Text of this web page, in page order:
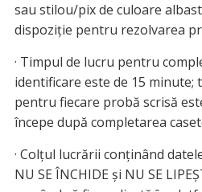
sau stilou/pix de culoare
dispoziţie pentru rezolvarea
· Timpul de lucru pentru
identificare este de 15 minute;
pentru fiecare probă scrisă
începe după completarea
· Colţul lucrării conţinând
NU SE ÎNCHIDE şi NU SE